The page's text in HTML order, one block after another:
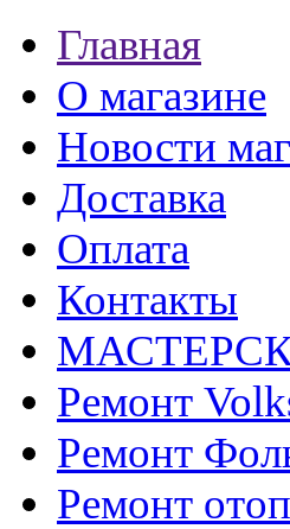
Главная
О магазине
Новости
Доставка
Оплата
Контакты
Ремонт
Ремонт
Ремонт